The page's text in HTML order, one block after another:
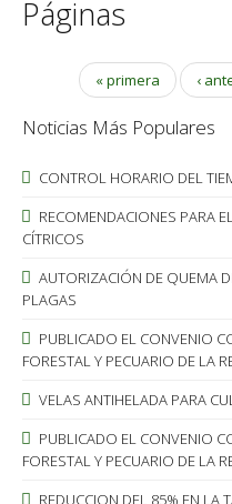
Páginas
« primera ‹
Noticias Más Populares
CONTROL HORARIO DEL
RECOMENDACIONES PARA
CÍTRICOS
AUTORIZACIÓN DE QUEMA
PLAGAS
PUBLICADO EL CONVENIO
FORESTAL Y PECUARIO DE LA
VELAS ANTIHELADA PARA
PUBLICADO EL CONVENIO
FORESTAL Y PECUARIO DE LA
REDUCCION DEL 85% EN LA